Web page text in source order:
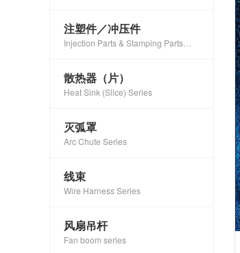
注塑件／冲压件
Injection Parts & Stamping Parts
散热器（片）
Heat Sink (Slice) Series
灭弧罩
Arc Chute Series
线束
Wire Harness Series
风扇吊杆
Fan boom series